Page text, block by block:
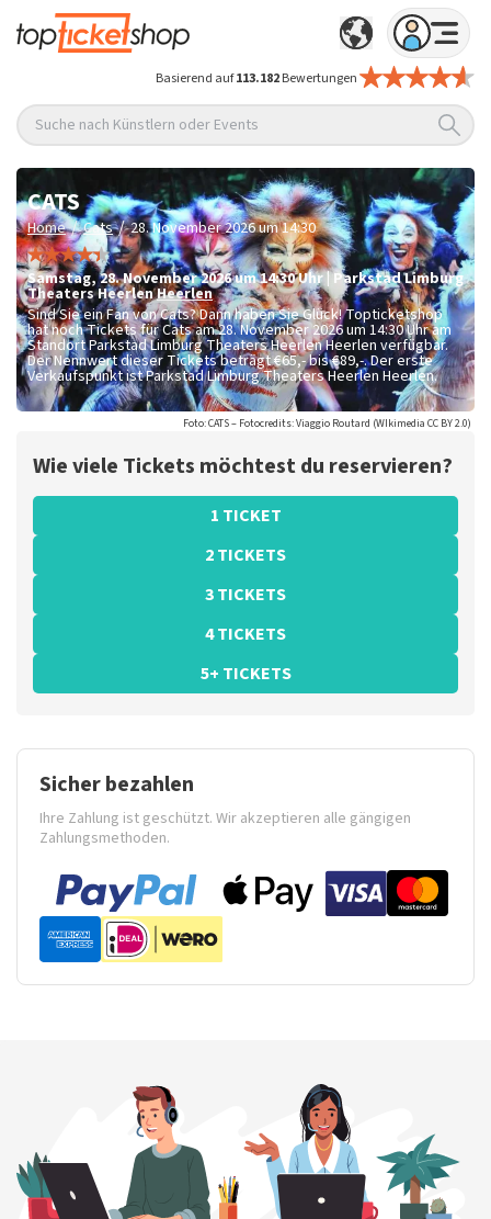
Basierend auf113.182Bewertungen
Suche nach Künstlern oder Events
CATS
Home / Cats / 28. November 2026 um 14:30
Samstag, 28. November 2026 um 14:30Uhr |Parkstad Limburg
Theaters HeerlenHeerlen
Sind Sie ein Fan von Cats? Dann haben Sie Glück! Topticketshop
hat noch Tickets für Cats am 28. November 2026 um 14:30 Uhr am
Standort Parkstad Limburg Theaters Heerlen Heerlen verfügbar.
Der Nennwert dieser Tickets beträgt€65,- bis €89,-. Der erste
Verkaufspunkt ist Parkstad Limburg Theaters Heerlen Heerlen.
Foto: CATS – Fotocredits: Viaggio Routard (WIkimedia CC BY 2.0)
Wie viele Tickets möchtest du reservieren?
1 TICKET
2 TICKETS
3 TICKETS
4 TICKETS
5+ TICKETS
Sicher bezahlen
Ihre Zahlung ist geschützt. Wir akzeptieren alle gängigen
Zahlungsmethoden.